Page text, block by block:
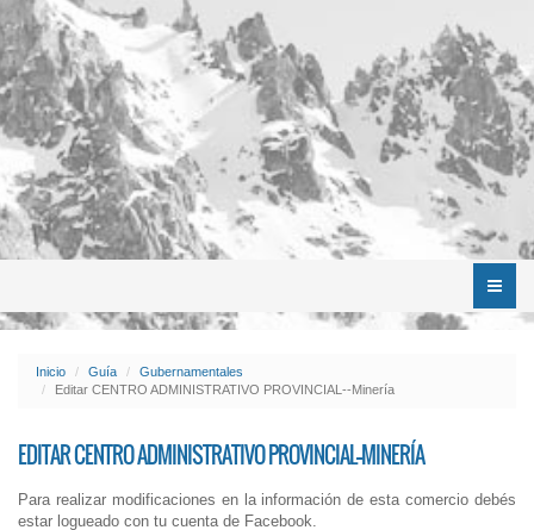
Menú
Inicio Guía
Gubernamentales
Editar CENTRO ADMINISTRATIVO PROVINCIAL--Minería
EDITAR CENTRO ADMINISTRATIVO PROVINCIAL--MINERÍA
Para realizar modificaciones en la información de esta comercio debés
estar logueado con tu cuenta de Facebook.